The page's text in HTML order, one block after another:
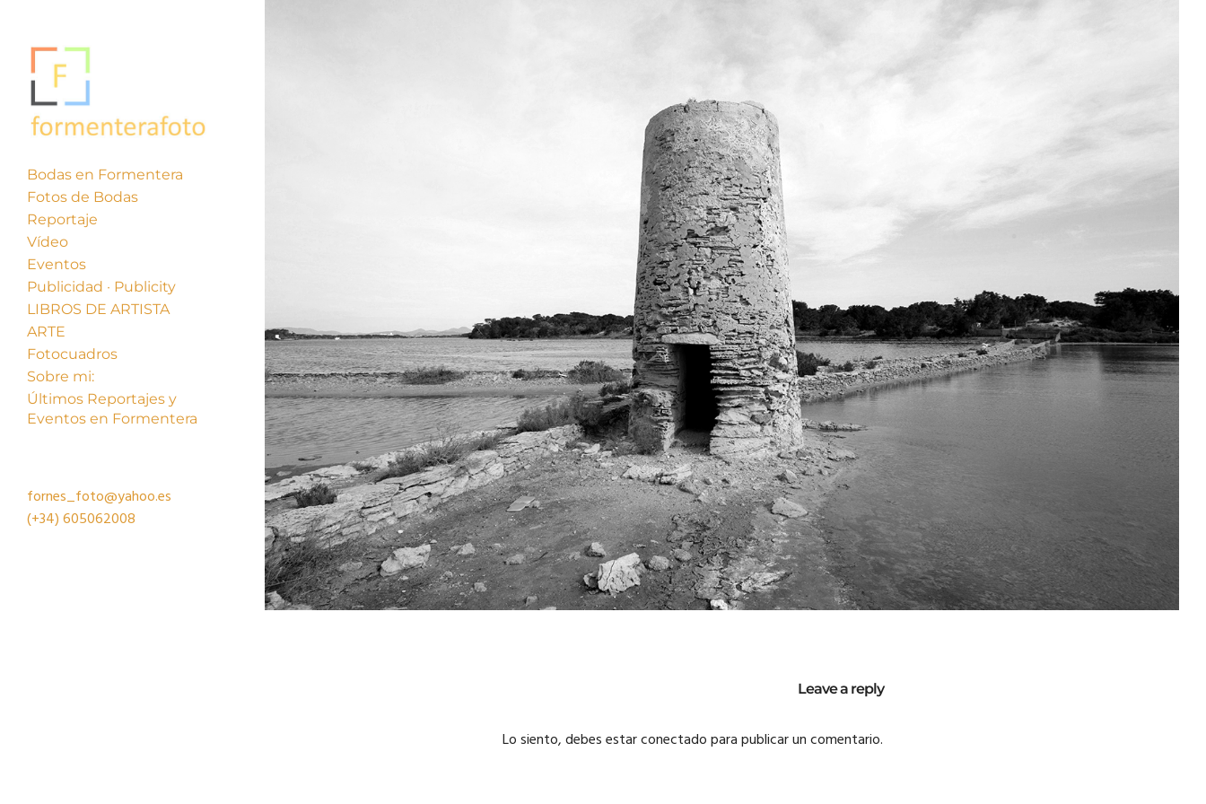
Bodas en Formentera
Fotos de Bodas
Reportaje
Vídeo
Eventos
Publicidad · Publicity
LIBROS DE ARTISTA
ARTE
Fotocuadros
Sobre mi:
Últimos Reportajes y
Eventos en Formentera
fornes_foto@yahoo.es
(+34)605062008
Leave a reply
Lo siento, debes estarconectadopara publicar un comentario.